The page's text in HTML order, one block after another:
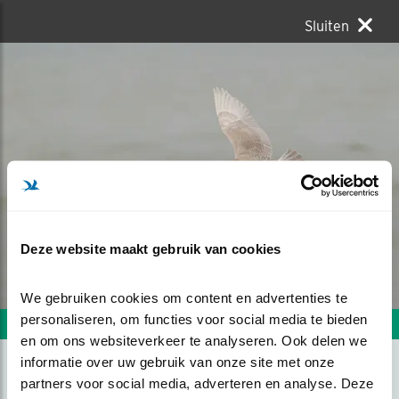
Deze website maakt gebruik van cookies
We gebruiken cookies om content en advertenties te
personaliseren, om functies voor social media te bieden
en om ons websiteverkeer te analyseren. Ook delen we
informatie over uw gebruik van onze site met onze
partners voor social media, adverteren en analyse. Deze
Sluiten
Volgende foto Vorige foto